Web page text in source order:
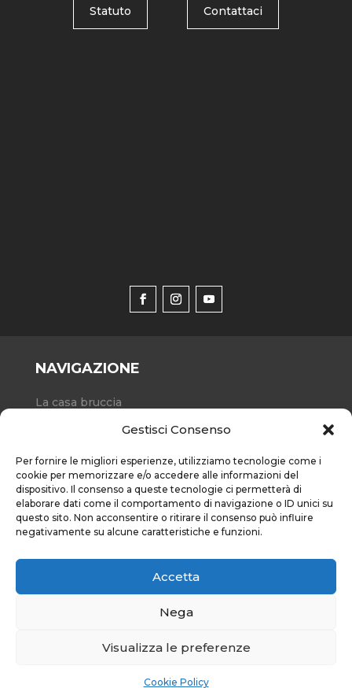
Gestisci Consenso
Per fornire le migliori esperienze, utilizziamo tecnologie come i
cookie per memorizzare e/o accedere alle informazioni del
dispositivo. Il consenso a queste tecnologie ci permetterà di
elaborare dati come il comportamento di navigazione o ID unici su
questo sito. Non acconsentire o ritirare il consenso può influire
negativamente su alcune caratteristiche e funzioni.
Accetta
Nega
Visualizza le preferenze
Cookie Policy
Statuto Contattaci
NAVIGAZIONE
La casa bruccia
Statuto
Sostienici
Contatti
RISORSE